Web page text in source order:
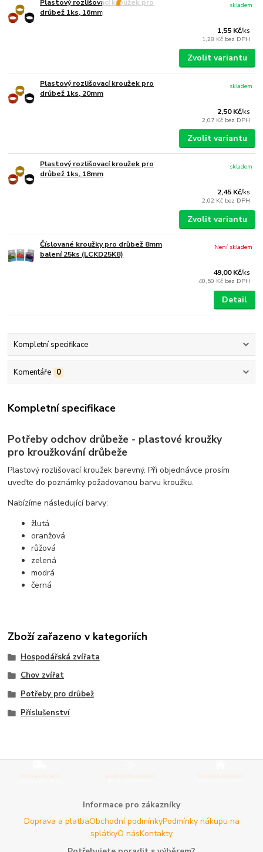
Plastový rozlišovací kroužek pro
drůbež 1ks, 16mm
1,55 Kč/ks
1,28 Kč bez DPH
skladem
Zvolit variantu
Plastový rozlišovací kroužek pro
drůbež 1ks, 20mm
2,50 Kč/ks
2,07 Kč bez DPH
skladem
Zvolit variantu
Plastový rozlišovací kroužek pro
drůbež 1ks, 18mm
2,45 Kč/ks
2,02 Kč bez DPH
skladem
Zvolit variantu
Číslované kroužky pro drůbež 8mm
balení 25ks (LCKD25K8)
49,00 Kč/ks
40,50 Kč bez DPH
Není skladem
Detail
Kompletní specifikace
Komentáře 0
Kompletní specifikace
Potřeby odchov drůbeže - plastové kroužky
pro kroužkování drůbeže
Plastový rozlišovací kroužek barevný. Při objednávce prosím
uveďte do poznámky požadovanou barvu kroužku.
Nabízíme následující barvy:
žlutá
oranžová
růžová
zelená
modrá
černá
Zboží zařazeno v kategoriích
Hospodářská zvířata
Chov zvířat
Potřeby pro drůbež
Příslušenství
Informace pro zákazníky
Doprava a platbaObchodní podmínkyPodmínky nákupu na
splátkyO násKontakty